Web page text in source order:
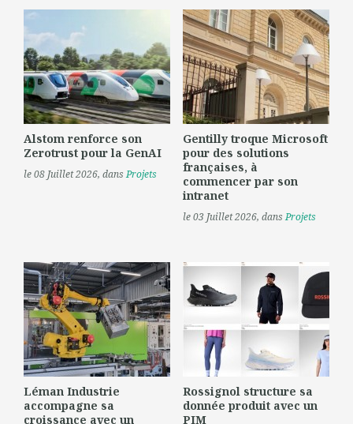
Alstom renforce son
Zerotrust pour la GenAI
le 08 Juillet 2026, dansProjets
Gentilly troque Microsoft
pour des solutions
françaises, à
commencer par son
intranet
le 03 Juillet 2026, dansProjets
Léman Industrie
accompagne sa
croissance avec un
Rossignol structure sa
donnée produit avec un
PIM